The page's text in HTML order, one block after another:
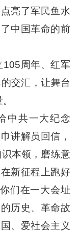
亮了军民鱼水
中国革命的前
周年、红军
交汇，让舞台
中共一大纪念
讲解员回信，
本领，磨练意
新征程上跑好
们在一大会址
历史、革命故
、爱社会主义